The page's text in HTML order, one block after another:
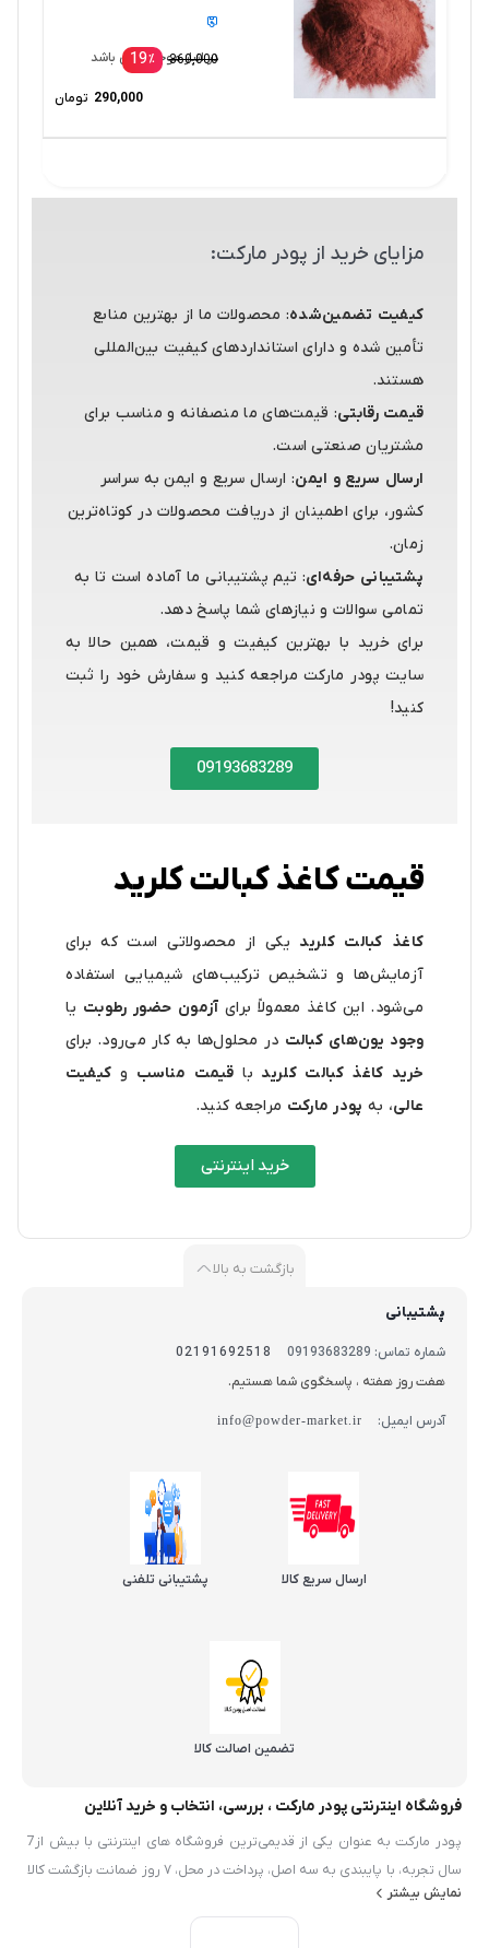
در انبار موجود نمی باشد
٪19 360,000
290,000 تومان
مزایای خرید از پودر مارکت:
کیفیت تضمین‌شده: محصولات ما از بهترین منابع
تأمین شده و دارای استانداردهای کیفیت بین‌المللی
هستند.
قیمت رقابتی: قیمت‌های ما منصفانه و مناسب برای
مشتریان صنعتی است.
ارسال سریع و ایمن: ارسال سریع و ایمن به سراسر
کشور، برای اطمینان از دریافت محصولات در کوتاه‌ترین
زمان.
پشتیبانی حرفه‌ای: تیم پشتیبانی ما آماده است تا به
تمامی سوالات و نیازهای شما پاسخ دهد.
برای خرید با بهترین کیفیت و قیمت، همین حالا به
سایت پودر مارکت مراجعه کنید و سفارش خود را ثبت
کنید!
09193683289
قیمت کاغذ کبالت کلرید
کاغذ کبالت کلرید یکی از محصولاتی است که برای
آزمایش‌ها و تشخیص ترکیب‌های شیمیایی استفاده
می‌شود. این کاغذ معمولاً برای آزمون حضور رطوبت یا
وجود یون‌های کبالت در محلول‌ها به کار می‌رود. برای
خرید کاغذ کبالت کلرید با قیمت مناسب و کیفیت
عالی، به پودر مارکت مراجعه کنید.
خرید اینترنتی
بازگشت به بالا
پشتیبانی
شماره تماس: 09193683289
02191692518
هفت روز هفته ، پاسخگوی شما هستیم.
آدرس ایمیل: info@powder-market.ir
ارسال سریع کالا پشتیبانی تلفنی
تضمین اصالت کالا
فروشگاه اینترنتی پودر مارکت ، بررسی، انتخاب و خرید آنلاین
پودر مارکت به عنوان یکی از قدیمی‌ترین فروشگاه های اینترنتی با بیش از7
سال تجربه، با پایبندی به سه اصل، پرداخت در محل، ۷ روز ضمانت بازگشت کالا
و تضمین اصل‌بودن کالا موفق شده تا همگام با فروشگاه‌های معتبر ايران، به
بزرگ‌ترین فروشگاه اینترنتی ایران تبدیل شود. به محض ورود به سایت پودر
نمایش بیشتر